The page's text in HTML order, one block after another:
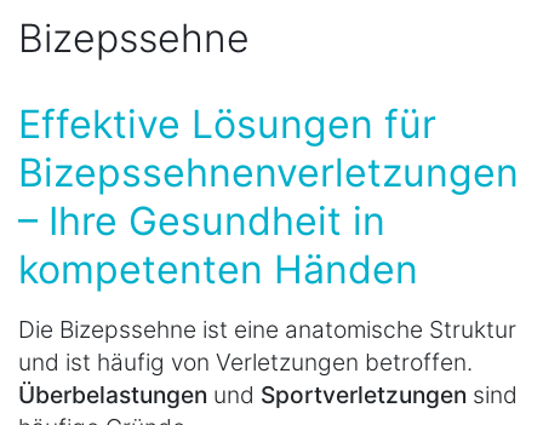
Bizepssehne
Effektive Lösungen für
Bizepssehnenverletzungen
– Ihre Gesundheit in
kompetenten Händen
Die Bizepssehne ist eine anatomische Struktur
und ist häufig von Verletzungen betroffen.
Überbelastungen und Sportverletzungen sind